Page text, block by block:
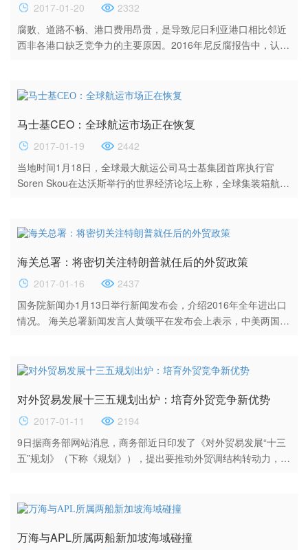
2017-01-20
2332
腐败、道路不畅、港口费用昂贵，是导致尼日利亚港口相比邻近
西非各港口缺乏竞争力的主要原因。2016年尼反腐报告中，认为
败咨询委员会将在港口设立办事处，并将在2017年管理中采取强
(NPA)正在研究西非各港口的各种关税，以确定尼港口与邻国间
的...
马士基CEO：全球航运市场正在恢复
2017-01-19
2442
当地时间1月18日，全球最大航运公司马士基集团首席执行官
Soren Skou在达沃斯举行的世界经济论坛上称，全球集装箱航运
撤出市场推动的，但是这些企业每天都在亏损，而继续这样做显
有助于支持价格。同时，我们对全球贸易的增长幅度不如五年
前...
海关总署：将密切关注特朗普就任后的外贸政策
2017-01-16
2437
国务院新闻办1月13日举行新闻发布会，介绍2016年全年进出口
情况。 海关总署新闻发言人黄颂平在发布会上表示，中美两国经
体，未来在经贸合作方面有更好的发展前景。关于特朗普就任美
当今世界经济处于国际金融危机之后的深度调整期，主要经济体
走势和宏观...
对外贸易发展十三五规划出炉：培育外贸竞争新优势
2017-01-11
2194
9日据商务部网站消息，商务部近日印发了《对外贸易发展“十三
五”规划》（下称《规划》），提出要推动外贸调结构转动力，向
带一路”建设统领对外开放，大力实施优进优出战略，加快转变外
育以技术、标准、品牌、质量、服务为核心的外贸竞争新...
万海与APL所属两船新加坡海域碰撞